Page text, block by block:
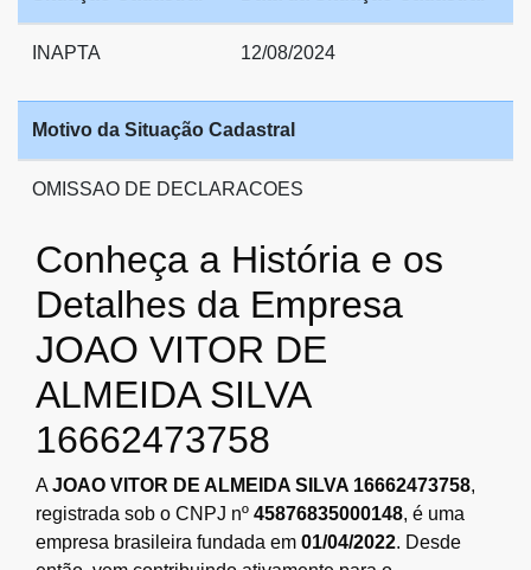
INAPTA 12/08/2024
Motivo da Situação Cadastral
OMISSAO DE DECLARACOES
Conheça a História e os
Detalhes da Empresa
JOAO VITOR DE
ALMEIDA SILVA
16662473758
AJOAO VITOR DE ALMEIDA SILVA 16662473758,
registrada sob o CNPJ nº 45876835000148, é uma
empresa brasileira fundada em 01/04/2022. Desde